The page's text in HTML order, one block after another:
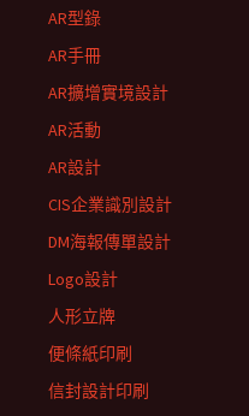
AR型錄
AR手冊
AR擴增實境設計
AR活動
AR設計
CIS企業識別設計
DM海報傳單設計
Logo設計
人形立牌
便條紙印刷
信封設計印刷